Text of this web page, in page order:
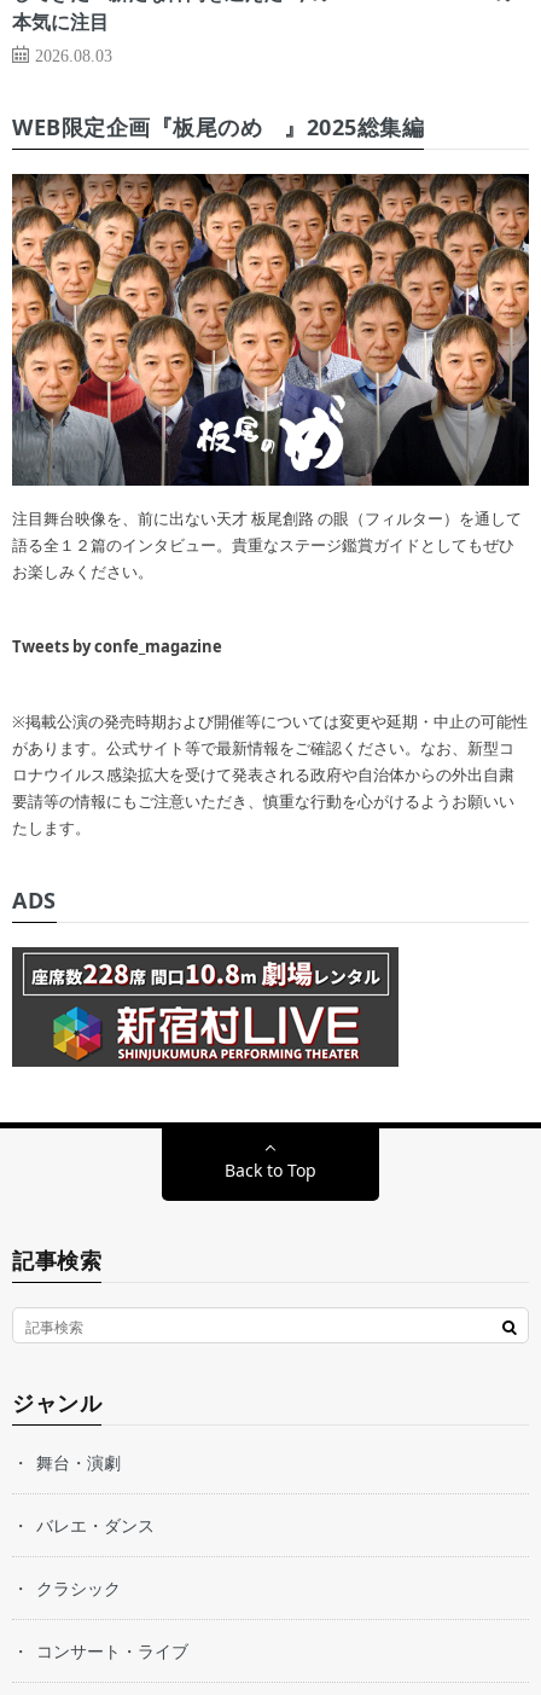
本気に注目
2026.08.03
WEB限定企画『板尾のめ゙』2025総集編
注目舞台映像を、前に出ない天才 板尾創路 の眼（フィルター）を通して
語る全１２篇のインタビュー。貴重なステージ鑑賞ガイドとしてもぜひ
お楽しみください。
Tweets by confe_magazine
※掲載公演の発売時期および開催等については変更や延期・中止の可能性
があります。公式サイト等で最新情報をご確認ください。なお、新型コ
ロナウイルス感染拡大を受けて発表される政府や自治体からの外出自粛
要請等の情報にもご注意いただき、慎重な行動を心がけるようお願いい
たします。
ADS
Back to Top
記事検索
ジャンル
舞台・演劇
バレエ・ダンス
クラシック
コンサート・ライブ